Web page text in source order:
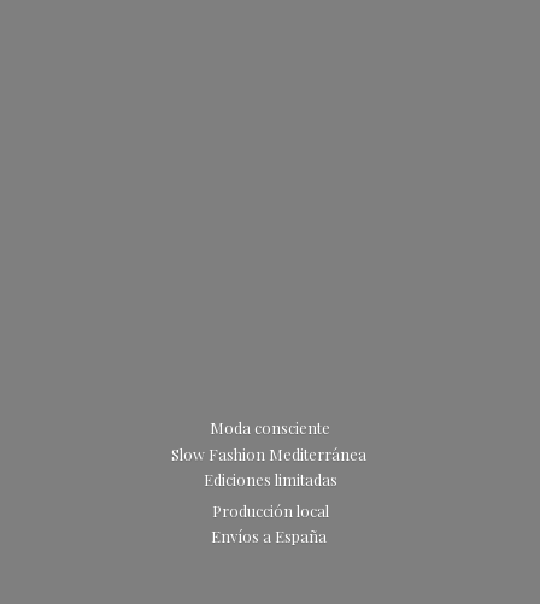
Moda consciente
Slow Fashion Mediterránea
Ediciones limitadas
Producción local
Envíos a España